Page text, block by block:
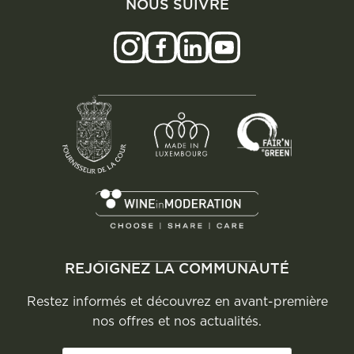
NOUS SUIVRE
REJOIGNEZ LA COMMUNAUTÉ
Restez informés et découvrez en avant-première
nos offres et nos actualités.